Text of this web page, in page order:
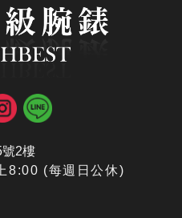
2樓
8:00 (每週日公休)